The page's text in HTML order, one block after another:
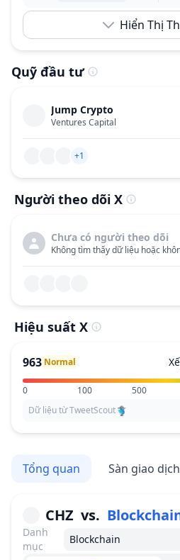
Hiển Thị
Quỹ đầu tư
Jump Crypto
Ventures Capital
+1
Người theo dõi X
Chưa có người theo dõi
Không tìm thấy dữ liệu hoặc
Hiệu suất X
963 Normal
0 100 500
Dữ liệu từ TweetScout
Tổng quan Sàn giao dịch
CHZ vs.
Danh
mục
Blockchain